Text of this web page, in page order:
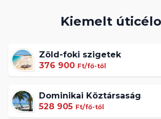
Kiemelt
Zöld-foki szigetek
376 900 Ft/fő-től
Dominikai Köztársaság
528 905 Ft/fő-től